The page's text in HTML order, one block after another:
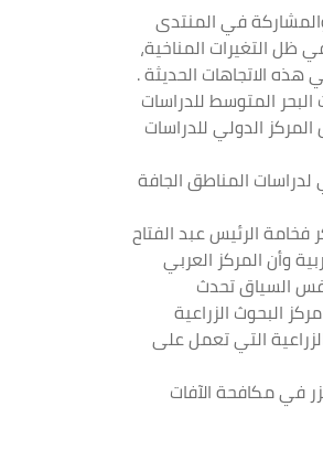
والمشاركة في المنتدى
ظل التغيرات المناخية،
هذه الاتجاهات الحديثة .
المتوسط للدراسات
الدولي للدراسات
لدراسات المناطق الجافة
الرئيس عبد الفتاح
وأن المركز العربي
السياق تحدث
البحوث الزراعية
التي تعمل على
في مكافحة الآفات